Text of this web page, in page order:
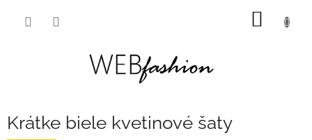
Krátke biele kvetinové šaty